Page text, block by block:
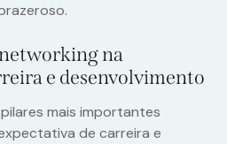
na
e desenvolvimento
mais importantes
de carreira e